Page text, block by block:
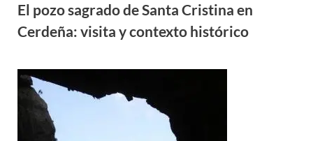
El pozo sagrado de Santa Cristina en
Cerdeña: visita y contexto histórico